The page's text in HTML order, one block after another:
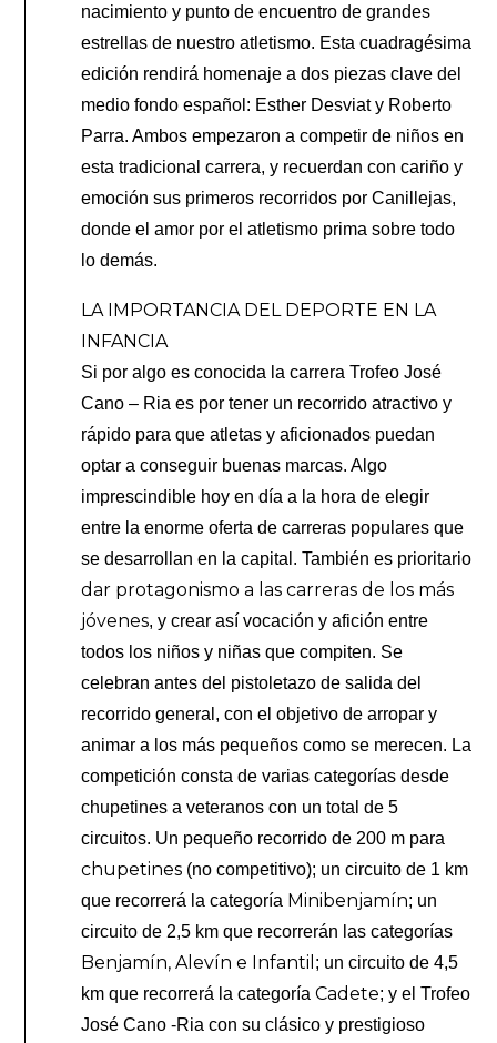
nacimiento y punto de encuentro de grandes
estrellas de nuestro atletismo. Esta cuadragésima
edición rendirá homenaje a dos piezas clave del
medio fondo español: Esther Desviat y Roberto
Parra. Ambos empezaron a competir de niños en
esta tradicional carrera, y recuerdan con cariño y
emoción sus primeros recorridos por Canillejas,
donde el amor por el atletismo prima sobre todo
lo demás.
LA IMPORTANCIA DEL DEPORTE EN LA
INFANCIA
Si por algo es conocida la carrera Trofeo José
Cano – Ria es por tener un recorrido atractivo y
rápido para que atletas y aficionados puedan
optar a conseguir buenas marcas. Algo
imprescindible hoy en día a la hora de elegir
entre la enorme oferta de carreras populares que
se desarrollan en la capital. También es prioritario
dar protagonismo a las carreras de los más
jóvenes, y crear así vocación y afición entre
todos los niños y niñas que compiten. Se
celebran antes del pistoletazo de salida del
recorrido general, con el objetivo de arropar y
animar a los más pequeños como se merecen. La
competición consta de varias categorías desde
chupetines a veteranos con un total de 5
circuitos. Un pequeño recorrido de 200 m para
chupetines (no competitivo); un circuito de 1 km
que recorrerá la categoría Minibenjamín; un
circuito de 2,5 km que recorrerán las categorías
Benjamín, Alevín e Infantil ; un circuito de 4,5
km que recorrerá la categoríaCadete; y el Trofeo
José Cano -Ria con su clásico y prestigioso